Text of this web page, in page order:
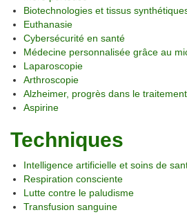
Biotechnologies et tissus
Euthanasie
Cybersécurité en santé
Médecine personnalisée grâce au
Laparoscopie
Arthroscopie
Alzheimer, progrès dans le traitement
Aspirine
Techniques
Intelligence artificielle et soins de
Respiration consciente
Lutte contre le paludisme
Transfusion sanguine